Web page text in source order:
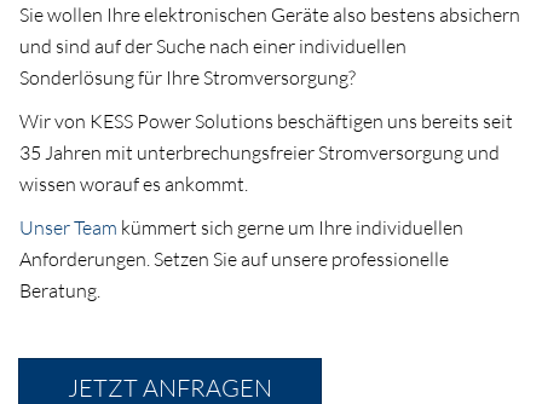
Sie wollen Ihre elektronischen Geräte also bestens absichern
und sind auf der Suche nach einer individuellen
Sonderlösung für Ihre Stromversorgung?
Wir von KESS Power Solutions beschäftigen uns bereits seit
35 Jahren mit unterbrechungsfreier Stromversorgung und
wissen worauf es ankommt.
Unser Team kümmert sich gerne um Ihre individuellen
Anforderungen. Setzen Sie auf unsere professionelle
Beratung.
JETZT ANFRAGEN